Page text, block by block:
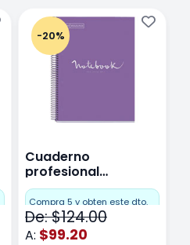
-20%
Cuaderno
profesional
Miquelrius Emotions
raya 80 hojas
Purpura
Compra 5 y obten este dto.
De: $124.00
A: $99.20